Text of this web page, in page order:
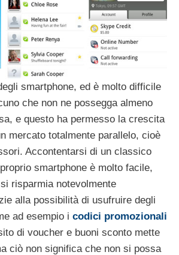
smartphone, ed è molto difficile
che non ne possegga almeno
e questo ha permesso la crescita
mercato totalmente parallelo, cioè
Accontentarsi di un classico
smartphone è molto facile,
risparmia notevolmente
alla possibilità di usufruire degli
ad esempio i codici promozionali
di voucher e buoni sconto mette
ciò non significa che non si possa